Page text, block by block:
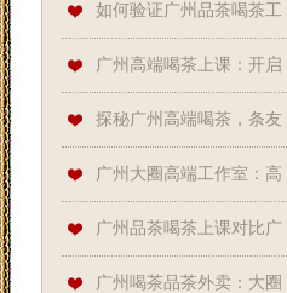
端喝茶的隐秘角落
如何验证广州品茶喝茶工
作室的资质？
广州高端喝茶上课：开启
品质茶生活新大门
探秘广州高端喝茶，条友
网、蒲友网、蒲典网是关键！
‌广州大圈高端工作室‌：高
端茶室的“神秘服务”
广州品茶喝茶上课对比广
州品茶喝茶资源：茶道课程资
广州喝茶品茶外卖：大圈